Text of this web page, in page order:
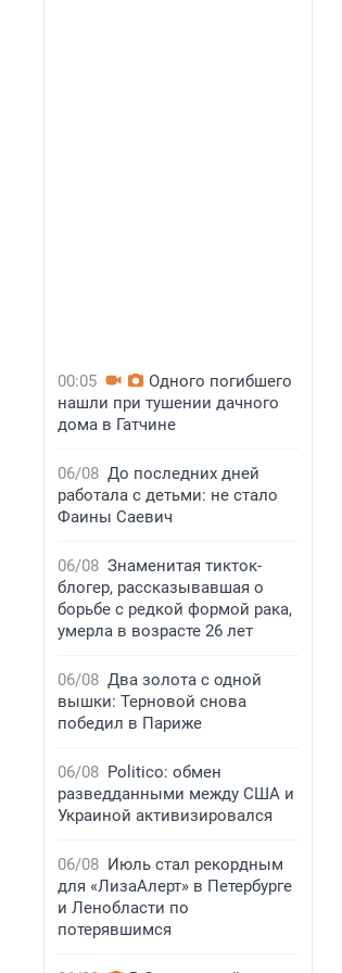
00:05
Одного погибшего
нашли при тушении дачного
дома в Гатчине
06/08 До последних дней
работала с детьми: не стало
Фаины Саевич
06/08 Знаменитая тикток-
блогер, рассказывавшая о
борьбе с редкой формой рака,
умерла в возрасте 26 лет
06/08 Два золота с одной
вышки: Терновой снова
победил в Париже
06/08 Politico: обмен
разведданными между США и
Украиной активизировался
06/08 Июль стал рекордным
для «ЛизаАлерт» в Петербурге
и Ленобласти по
потерявшимся